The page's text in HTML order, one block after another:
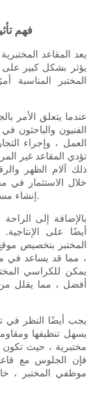
- فهم
يعد المقاعد
يؤثر بشكل كبير على
المختبر المناسبة
عندما يتعلق الأمر
الفنيون
العمل ، وإجراء
تؤدي المقاعد غير
ذلك آلام الظهر
خلال الاستثمار في
إنشاء مساحة عمل تعطي الأولوية لصحة ورفاهية موظفيهم.
بالإضافة إلى
أيضًا على
المختبر بتخصيص
، مما قد يساعد في
يمكن للكراسي
أفضل ، مما يقلل من
يجب أيضًا النظر في
يسهل تنظيفها
مختبرية ، حيث تكون
فإن الجلوس مع
موظفي المختبر ،